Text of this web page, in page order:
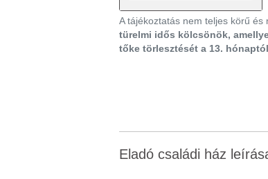
A tájékoztatás nem teljes körű és
türelmi idős kölcsönök,
tőke törlesztését a 13.
Eladó családi ház